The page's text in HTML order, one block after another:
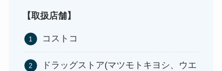
やニトリ？
【取扱店舗】
コストコ
ドラッグストア(マツモトキヨシ、ウエ